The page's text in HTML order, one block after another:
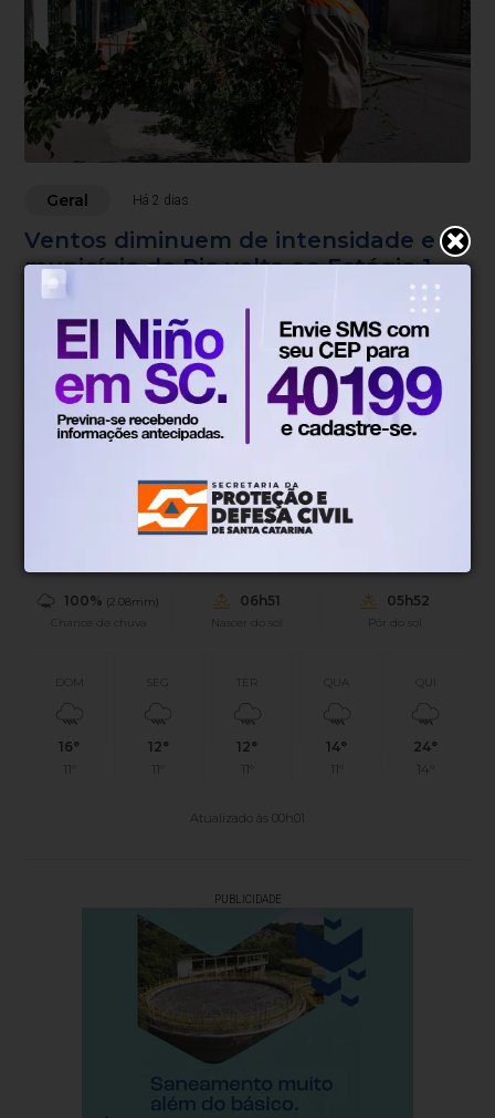
Geral Há 2 dias
Ventos diminuem de intensidade e
município do Rio volta ao Estágio 1
No Estágio 1 não há ocorrências de grande impacto
Blumenau, SC
15°
Tempo nublado
Mín.
0.45km/h
Vento
100% (2.08mm)
Chance de chuva
06h51
Nascer do sol
05h52
Pôr do sol
DOM
16°
11°
SEG
12°
11°
TER
12°
11°
QUA
14°
11°
24°
14°
Atualizado às 00h01
PUBLICIDADE